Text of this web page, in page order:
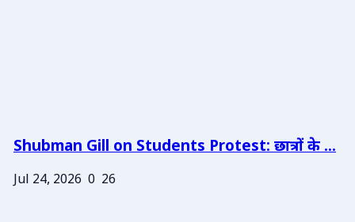
Shubman Gill on Students Protest: छात्रों के ...
Jul 24, 2026 0 26